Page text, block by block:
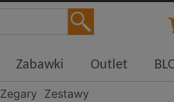
Zabawki Outlet
Zegary Zestawy